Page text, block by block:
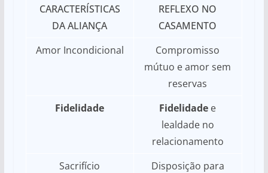
CARACTERÍSTICAS
DA ALIANÇA
REFLEXO NO
CASAMENTO
Amor Incondicional
Compromisso
mútuo e amor sem
reservas
Fidelidade
Fidelidade e
lealdade no
relacionamento
Sacrifício
Disposição para